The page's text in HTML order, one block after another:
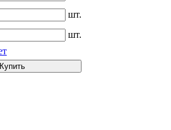
шт.
шт.
Купить